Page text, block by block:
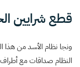
قطع شرايين
ونجا نظام الأسد من هذا
النظام صداقات مع أطراف